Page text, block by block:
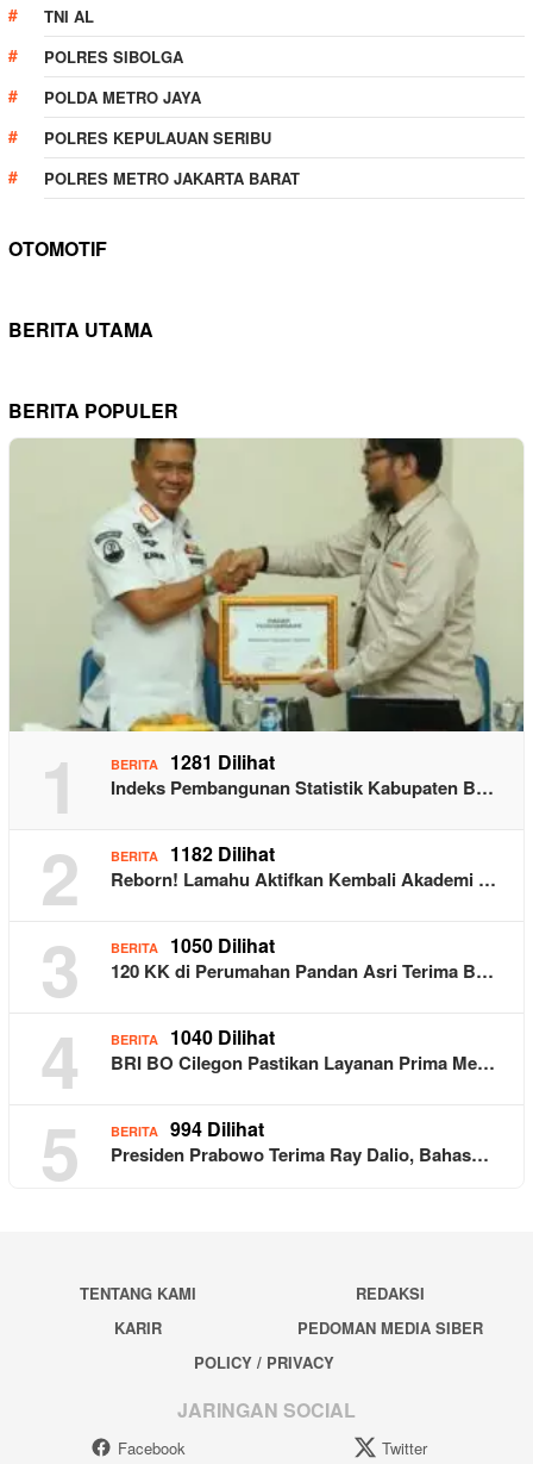
TNI AL
POLRES SIBOLGA
POLDA METRO JAYA
POLRES KEPULAUAN SERIBU
POLRES METRO JAKARTA BARAT
OTOMOTIF
BERITA UTAMA
BERITA POPULER
1 BERITA 1281 Dilihat
Indeks Pembangunan Statistik Kabupaten B…
2 BERITA 1182 Dilihat
Reborn! Lamahu Aktifkan Kembali Akademi …
3 BERITA 1050 Dilihat
120 KK di Perumahan Pandan Asri Terima B…
4 BERITA 1040 Dilihat
BRI BO Cilegon Pastikan Layanan Prima Me…
5 BERITA 994 Dilihat
Presiden Prabowo Terima Ray Dalio, Bahas…
TENTANG KAMI
REDAKSI
KARIR
PEDOMAN MEDIA SIBER
POLICY / PRIVACY
JARINGAN SOCIAL
Facebook Twitter